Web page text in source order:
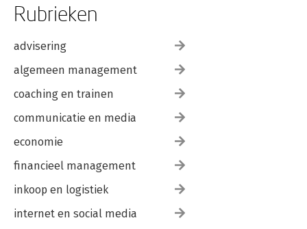
Rubrieken
advisering
algemeen management
coaching en trainen
communicatie en media
economie
financieel management
inkoop en logistiek
internet en social media